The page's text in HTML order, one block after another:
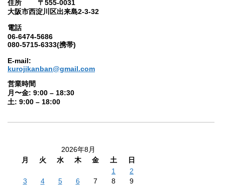
住所 〒555-0031
大阪市西淀川区出来島2-3-32
電話
06-6474-5686
080-5715-6333(携帯)
E-mail:
kurojikanban@gmail.com
営業時間
月〜金: 9:00 – 18:30
土: 9:00 – 18:00
2026年8月
月
火 水 木 金 土
日
1
2
3
4 5 6 7 8
9